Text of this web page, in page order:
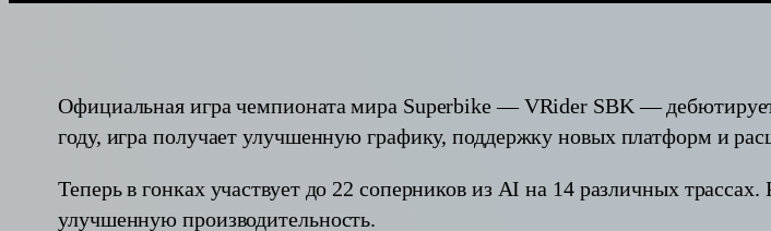
Официальная игра чемпионата мира Superbike — VRider SBK —
году, игра получает улучшенную графику, поддержку новых платформ и
Теперь в гонках участвует до 22 соперников из AI на 14 различных
улучшенную производительность.